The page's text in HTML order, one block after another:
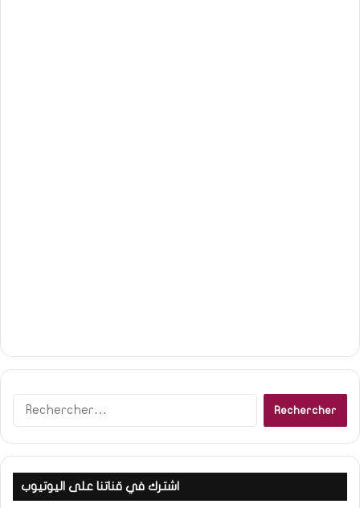
اشترك في قناتنا على اليوتيوب